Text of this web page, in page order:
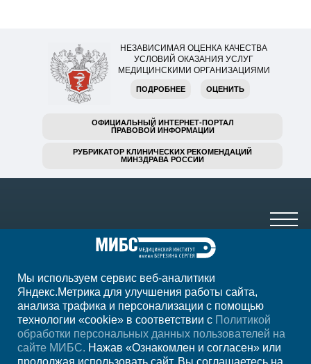
НЕЗАВИСИМАЯ ОЦЕНКА КАЧЕСТВА
УСЛОВИЙ ОКАЗАНИЯ УСЛУГ
МЕДИЦИНСКИМИ ОРГАНИЗАЦИЯМИ
ПОДРОБНЕЕ ОЦЕНИТЬ
ОФИЦИАЛЬНЫЙ ИНТЕРНЕТ-ПОРТАЛ
ПРАВОВОЙ ИНФОРМАЦИИ
РУБРИКАТОР КЛИНИЧЕСКИХ РЕКОМЕНДАЦИЙ
МИНЗДРАВА РОССИИ
8 (499) 785-91-45
ежедневно с 07:00 до 23:00
РегионМосква
Мы используем сервис веб-аналитики
Яндекс.Метрика для улучшения работы сайта,
анализа трафика и персонализации с помощью
технологии «cookie» в соответствии с Политикой
обработки персональных данных пользователей на
сайте МИБС. Нажав «Ознакомлен и согласен» или
продолжая использовать сайт, Вы соглашаетесь на